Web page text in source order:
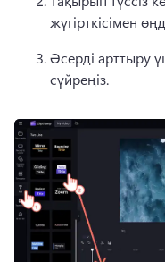
жүгірткісімен
Әсерді арттыру
сүйреңіз.